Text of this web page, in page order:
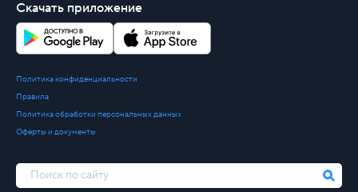
Скачать приложение
Политика конфиденциальности
Правила
Политика обработки персональных данных
Оферты и документы